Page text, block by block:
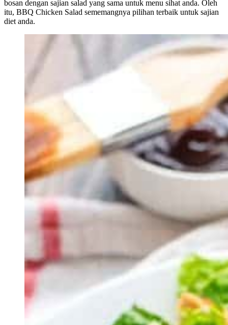
bosan dengan sajian salad yang sama untuk menu sihat anda. Oleh
itu, BBQ Chicken Salad sememangnya pilihan terbaik untuk sajian
diet anda.